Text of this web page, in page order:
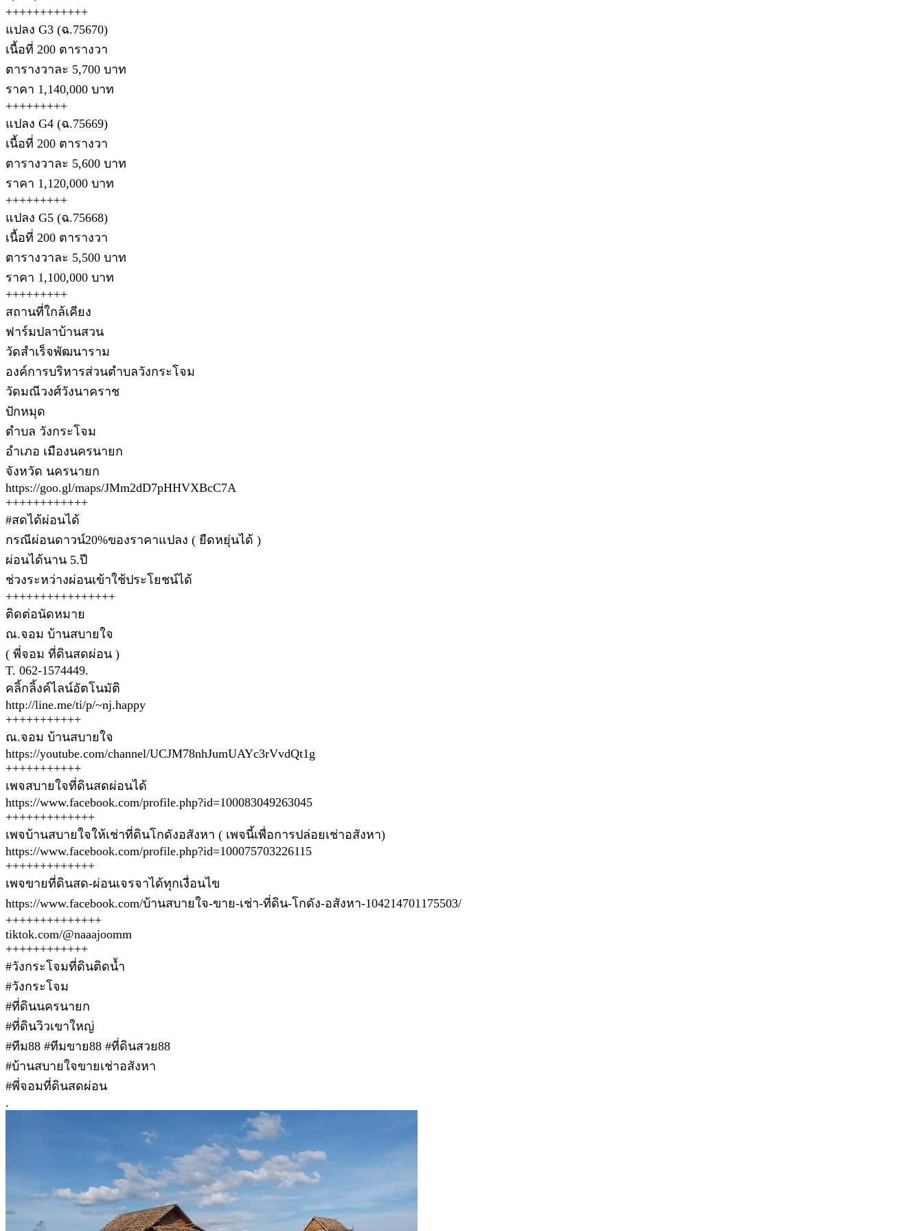
++++++++++++
แปลง G3 (ฉ.75670)
เนื้อที่ 200 ตารางวา
ตารางวาละ 5,700 บาท
ราคา 1,140,000 บาท
+++++++++
แปลง G4 (ฉ.75669)
เนื้อที่ 200 ตารางวา
ตารางวาละ 5,600 บาท
ราคา 1,120,000 บาท
+++++++++
แปลง G5 (ฉ.75668)
เนื้อที่ 200 ตารางวา
ตารางวาละ 5,500 บาท
ราคา 1,100,000 บาท
+++++++++
สถานที่ใกล้เคียง
ฟาร์มปลาบ้านสวน
วัดสำเร็จพัฒนาราม
องค์การบริหารส่วนตำบลวังกระโจม
วัดมณีวงศ์วังนาคราช
ปักหมุด
ตำบล วังกระโจม
อำเภอ เมืองนครนายก
จังหวัด นครนายก
https://goo.gl/maps/JMm2dD7pHHVXBcC7A
++++++++++++
#สดได้ผ่อนได้
กรณีผ่อนดาวน์20%ของราคาแปลง ( ยืดหยุ่นได้ )
ผ่อนได้นาน 5.ปี
ช่วงระหว่างผ่อนเข้าใช้ประโยชน์ได้
++++++++++++++++
ติดต่อนัดหมาย
ณ.จอม บ้านสบายใจ
( พี่จอม ที่ดินสดผ่อน )
T. 062-1574449.
คลิ้กลิ้งค์ไลน์อัตโนมัติ
http://line.me/ti/p/~nj.happy
+++++++++++
ณ.จอม บ้านสบายใจ
https://youtube.com/channel/UCJM78nhJumUAYc3rVvdQt1g
+++++++++++
เพจสบายใจที่ดินสดผ่อนได้
https://www.facebook.com/profile.php?id=100083049263045
+++++++++++++
เพจบ้านสบายใจให้เช่าที่ดินโกดังอสังหา ( เพจนี้เพื่อการปล่อยเช่าอสังหา)
https://www.facebook.com/profile.php?id=100075703226115
+++++++++++++
เพจขายที่ดินสด-ผ่อนเจรจาได้ทุกเงื่อนไข
https://www.facebook.com/บ้านสบายใจ-ขาย-เช่า-ที่ดิน-โกดัง-อสังหา-104214701175503/
++++++++++++++
tiktok.com/@naaajoomm
++++++++++++
#วังกระโจมที่ดินติดน้ำ
#วังกระโจม
#ที่ดินนครนายก
#ที่ดินวิวเขาใหญ่
#ทีม88 #ทีมขาย88 #ที่ดินสวย88
#บ้านสบายใจขายเช่าอสังหา
#พี่จอมที่ดินสดผ่อน
.